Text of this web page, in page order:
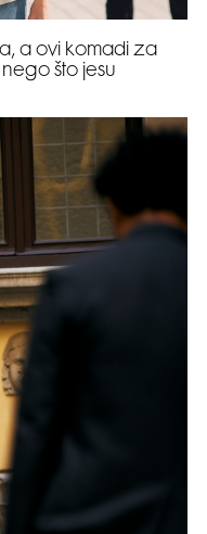
a ovi komadi za
što jesu